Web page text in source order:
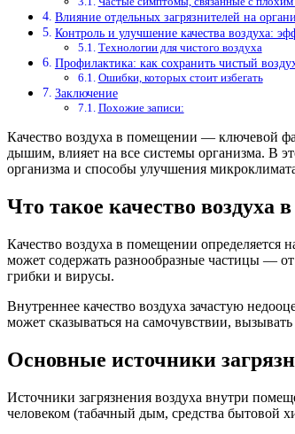
Влияние отдельных загрязнителей на
Контроль и улучшение качества воздуха:
Технологии для чистого воздуха
Профилактика: как сохранить чистый
Ошибки, которых стоит избегать
Заключение
Похожие записи:
Качество воздуха в помещении — ключевой
дышим, влияет на все системы организма. В
организма и способы улучшения
Что такое качество воздуха
Качество воздуха в помещении
может содержать разнообразные частицы —
грибки и вирусы.
Внутреннее качество воздуха зачастую
может сказываться на самочувствии,
Основные источники
Источники загрязнения воздуха внутри
человеком (табачный дым, средства бытовой